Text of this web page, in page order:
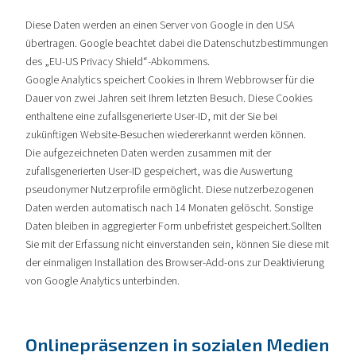
Diese Daten werden an einen Server von Google in den USA
übertragen. Google beachtet dabei die Datenschutzbestimmungen
des „EU-US Privacy Shield“-Abkommens.
Google Analytics speichert Cookies in Ihrem Webbrowser für die
Dauer von zwei Jahren seit Ihrem letzten Besuch. Diese Cookies
enthaltene eine zufallsgenerierte User-ID, mit der Sie bei
zukünftigen Website-Besuchen wiedererkannt werden können.
Die aufgezeichneten Daten werden zusammen mit der
zufallsgenerierten User-ID gespeichert, was die Auswertung
pseudonymer Nutzerprofile ermöglicht. Diese nutzerbezogenen
Daten werden automatisch nach 14 Monaten gelöscht. Sonstige
Daten bleiben in aggregierter Form unbefristet gespeichert.Sollten
Sie mit der Erfassung nicht einverstanden sein, können Sie diese mit
der einmaligen Installation des Browser-Add-ons zur Deaktivierung
von Google Analytics unterbinden.
Onlinepräsenzen in sozialen Medien